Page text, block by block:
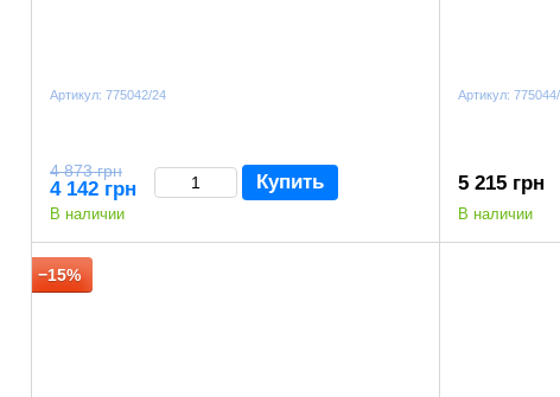
Артикул: 775042/24
4 873 грн
4 142 грн Купить
В наличии
Артикул:
5 215 грн
В наличии
−15%